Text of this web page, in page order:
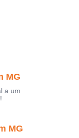
MG
a um
MG